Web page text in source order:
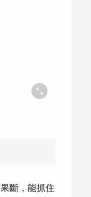
斷，能抓住